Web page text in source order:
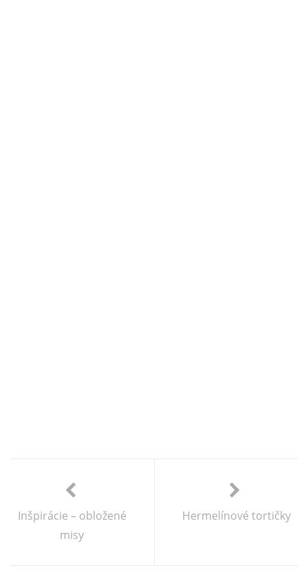
Inšpirácie – obložené
misy
Hermelínové tortičky